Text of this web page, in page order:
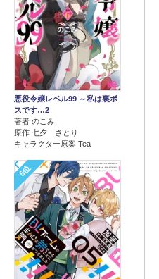
悪役令嬢レベル99 ～私は裏ボ
スです…2
著者 のこみ
原作 七夕 さとり
キャラクター原案 Tea
5位